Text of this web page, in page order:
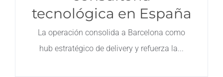
tecnológica en España
La operación consolida a Barcelona como
hub estratégico de delivery y refuerza la